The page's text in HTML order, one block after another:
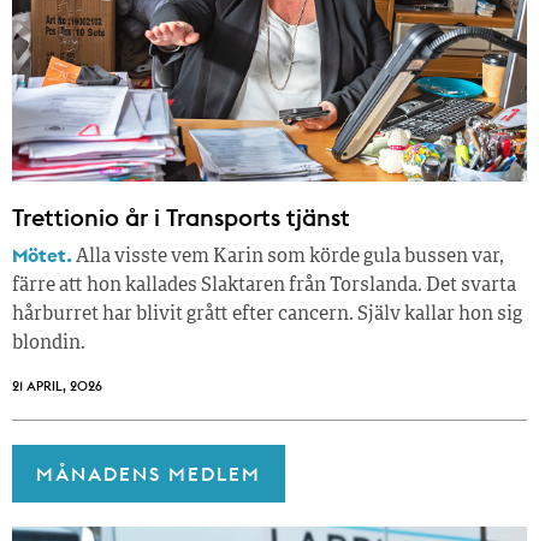
Trettionio år i Transports tjänst
Mötet.Alla visste vem Karin som körde gula bussen var,
färre att hon kallades Slaktaren från Torslanda. Det svarta
hårburret har blivit grått efter cancern. Själv kallar hon sig
blondin.
21 APRIL, 2026
MÅNADENS MEDLEM